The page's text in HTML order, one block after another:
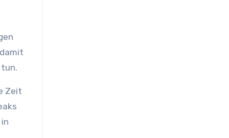
Zeit